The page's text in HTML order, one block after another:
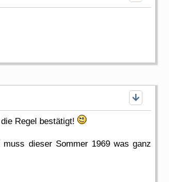
Regel bestätigt!
dieser Sommer 1969 was ganz